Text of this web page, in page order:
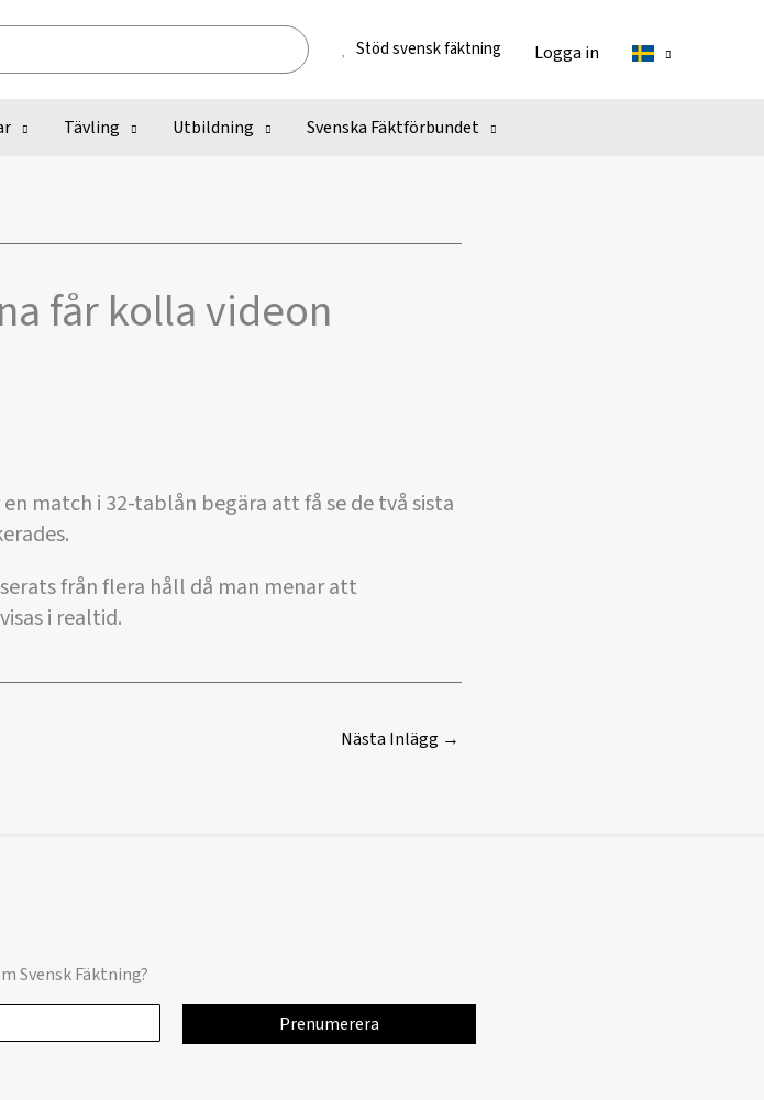
Stöd svensk fäktning Logga in
Tävling Utbildning Svenska Fäktförbundet
får kolla videon
match i 32-tablån begära att få se de två sista
från flera håll då man menar att
i realtid.
Nästa Inlägg →
Svensk Fäktning?